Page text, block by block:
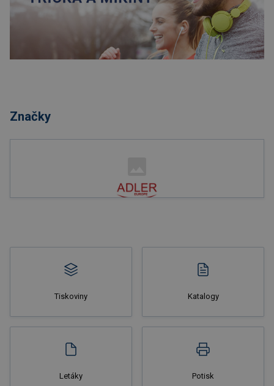
Značky
Tiskoviny Katalogy
Letáky Potisk